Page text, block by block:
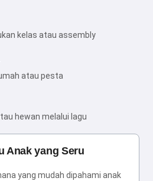
kelas atau assembly
atau pesta
hewan melalui lagu
Anak yang Seru
yang mudah dipahami anak